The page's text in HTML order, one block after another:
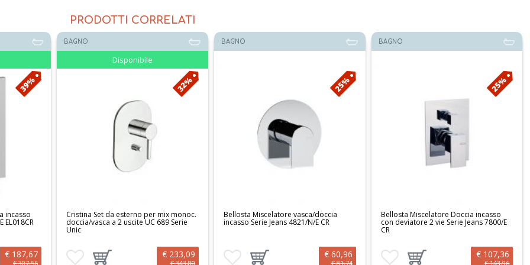
PRODOTTI CORRELATI
32%
mix monoc.
689 Serie
al carrello
€ 233,09
€ 343,80
BAGNO
25%
Bellosta Miscelatore vasca/doccia
incasso Serie Jeans 4821/N/E CR
Aggiungi ai preferiti
Aggiungi prodotto al carrello
€ 60,96
€ 81,74
BAGNO
25%
Bellosta Miscelatore Doccia incasso
con deviatore 2 vie Serie Jeans 7800/E
Aggiungi ai preferiti
Aggiungi prodotto al carrello
€ 107,36
€ 143,96
BAGNO
25%
Bellosta Miscelatore Doccia incasso
con deviatore 2 vie Serie Jeans
Aggiungi ai preferiti
Aggiungi prodotto al carrello
€ 93,72
€ 125,66